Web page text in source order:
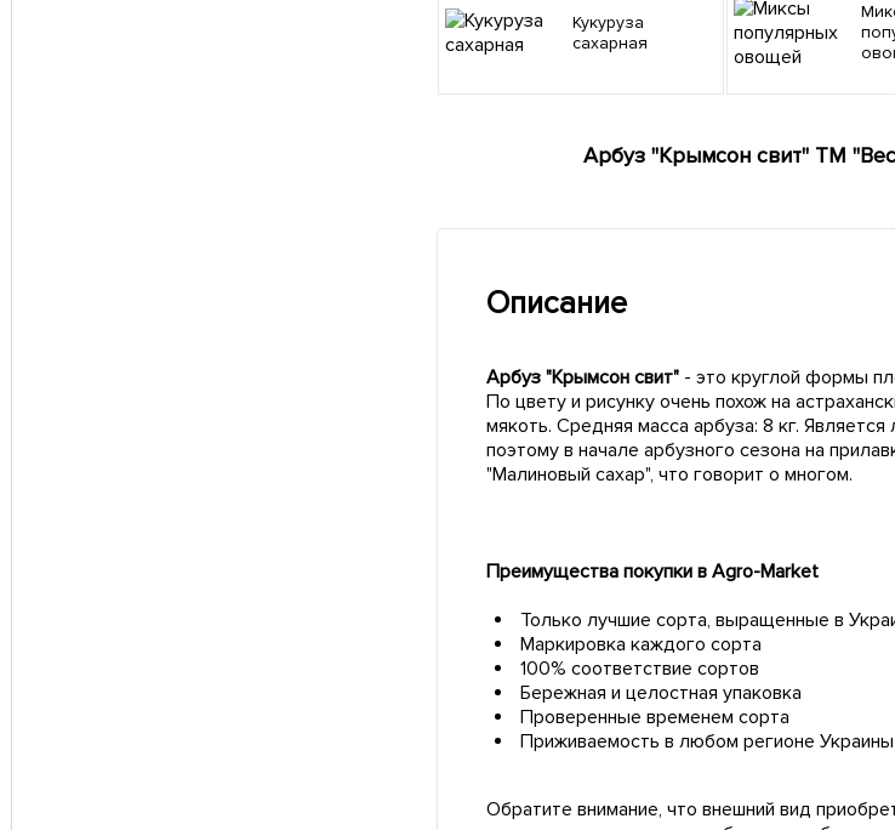
Кукуруза
сахарная
Миксы
Арбуз "Крымсон свит" ТМ
Описание
Арбуз "Крымсон свит" - это круглой формы
По цвету и рисунку очень похож на
мякоть. Средняя масса арбуза: 8 кг.
поэтому в начале арбузного сезона на
"Малиновый сахар", что говорит о многом.
Преимущества покупки в Agro-Market
Только лучшие сорта, выращенные в
Маркировка каждого сорта
100% соответствие сортов
Бережная и целостная упаковка
Проверенные временем сорта
Приживаемость в любом регионе Украины
Обратите внимание, что внешний вид